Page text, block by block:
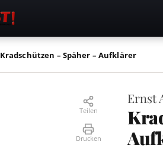
Kradschützen – Späher – Aufklärer
Teilen
Drucken
Ernst